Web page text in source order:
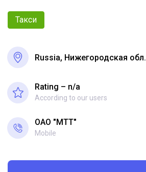
Такси
Russia, Нижегородская обл.
Rating – n/a
According to our users
ОАО "МТТ"
Mobile